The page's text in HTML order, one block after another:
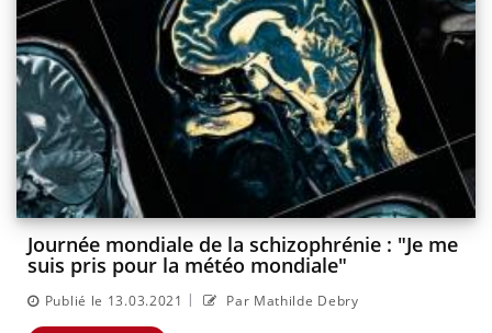
Journée mondiale de la schizophrénie : "Je me
suis pris pour la météo mondiale"
Publié le 13.03.2021 | Par Mathilde Debry